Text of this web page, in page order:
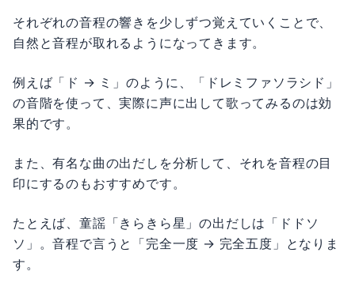
それぞれの音程の響きを少しずつ覚えていくことで、
自然と音程が取れるようになってきます。
例えば「ド → ミ」のように、「ドレミファソラシド」
の音階を使って、実際に声に出して歌ってみるのは効
果的です。
また、有名な曲の出だしを分析して、それを音程の目
印にするのもおすすめです。
たとえば、童謡「きらきら星」の出だしは「ドドソ
ソ」。音程で言うと「完全一度 → 完全五度」となりま
す。